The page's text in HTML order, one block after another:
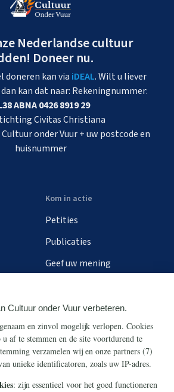
Nederlandse cultuur
Doneer nu.
doneren kan via iDEAL. Wilt u liever
kan dat naar: Rekeningnummer:
ABNA 0426 8919 29
Civitas Christiana
Cultuur onder Vuur + uw postcode en
huisnummer
Kom in actie
Petities
Publicaties
Geef uw mening
Info
Contact
Ontvang onze Telegram-
berichten